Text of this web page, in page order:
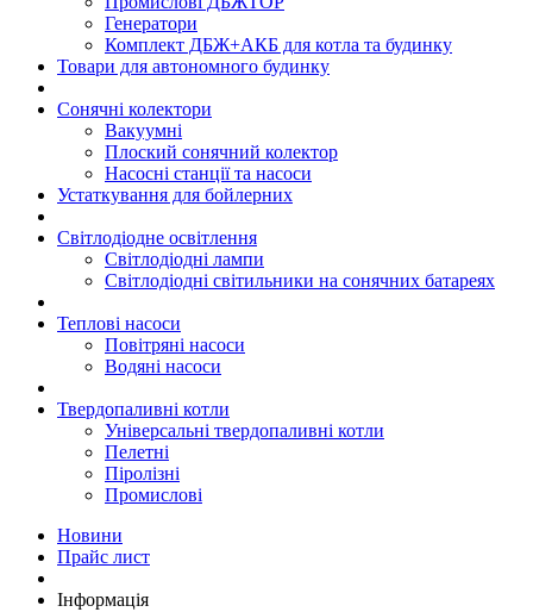
Генератори
Комплект ДБЖ+АКБ для котла та будинку
Товари для автономного будинку
Сонячні колектори
Вакуумні
Плоский сонячний колектор
Насосні станції та насоси
Устаткування для бойлерних
Світлодіодне освітлення
Світлодіодні лампи
Світлодіодні світильники на сонячних батареях
Теплові насоси
Повітряні насоси
Водяні насоси
Твердопаливні котли
Універсальні твердопаливні котли
Пелетні
Піролізні
Промислові
Новини
Прайс лист
Інформація